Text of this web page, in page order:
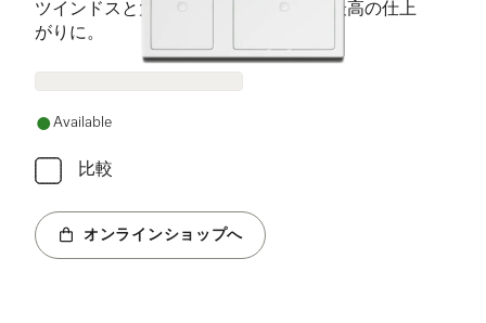
ツインドスと大型のハニカムドラムで最高の仕上
がりに。
Available
比較
オンラインショップへ